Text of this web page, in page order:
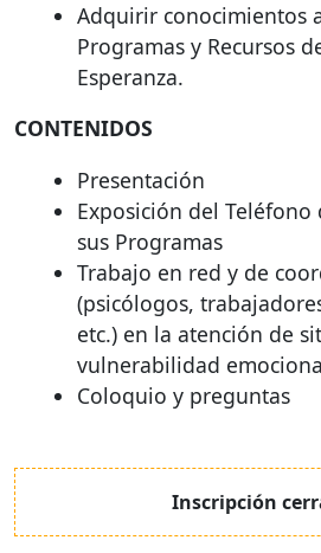
Adquirir conocimientos
Programas y Recursos
Esperanza.
CONTENIDOS
Presentación
Exposición del Teléfono
sus Programas
Trabajo en red y de
(psicólogos,
etc.) en la atención de
vulnerabilidad
Coloquio y preguntas
Inscripción